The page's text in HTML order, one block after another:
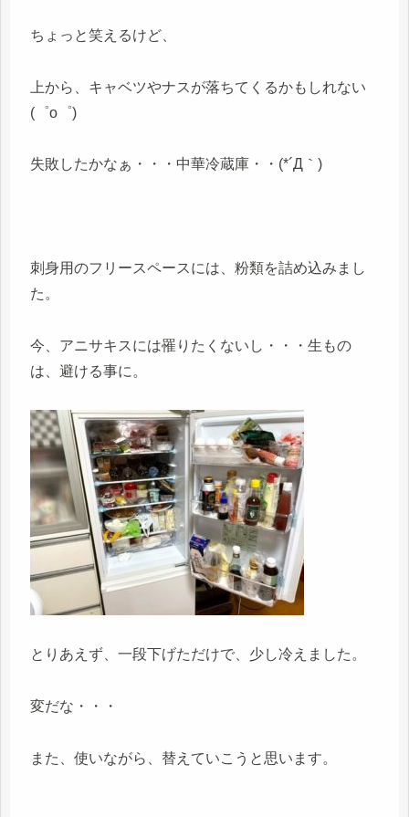
ちょっと笑えるけど、
上から、キャベツやナスが落ちてくるかもしれない
(゜o゜)
失敗したかなぁ・・・中華冷蔵庫・・(*´Д｀)
刺身用のフリースペースには、粉類を詰め込みまし
た。
今、アニサキスには罹りたくないし・・・生もの
は、避ける事に。
とりあえず、一段下げただけで、少し冷えました。
変だな・・・
また、使いながら、替えていこうと思います。